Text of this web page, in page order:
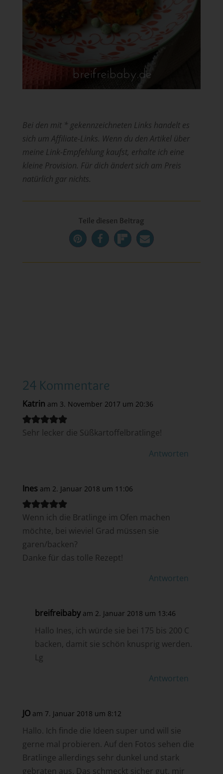
Bei den mit * gekennzeichneten Links handelt es
sich um Affiliate-Links. Wenn du den Artikel über
meine Link-Empfehlung kaufst, erhalte ich eine
kleine Provision. Für dich ändert sich am Preis
natürlich gar nichts.
Teile diesen Beitrag
24 Kommentare
Katrin am 3. November 2017 um 20:36
Sehr lecker die Süßkartoffelbratlinge!
Antworten
Ines am 2. Januar 2018 um 11:06
Wenn ich die Bratlinge im Ofen machen
möchte, bei wieviel Grad müssen sie
garen/backen?
Danke für das tolle Rezept!
Antworten
breifreibaby am 2. Januar 2018 um 13:46
Hallo Ines, ich würde sie bei 175 bis 200 C
backen, damit sie schön knusprig werden.
Lg
Antworten
JO am 7. Januar 2018 um 8:12
Hallo. Ich finde die Ideen super und will sie
gerne mal probieren. Auf den Fotos sehen die
Bratlinge allerdings sehr dunkel und stark
gebraten aus. Das schmeckt sicher gut, mir